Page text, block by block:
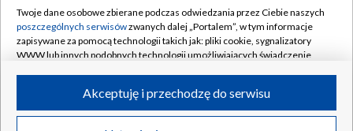
Rada Programowa
Ogłoszenia przetargowe
Akademia Telewizyjna
Informacje o nadawcy
Kanały
©2026 Telewizja Polska Spółka Akcyjna w likwidacji
Twoje dane osobowe zbierane podczas odwiedzania przez Ciebie naszych
poszczególnych serwisówzwanych dalej „Portalem”, w tym informacje
zapisywane za pomocą technologii takich jak: pliki cookie, sygnalizatory
WWW lub innych podobnych technologii umożliwiających świadczenie
ruchu w Internecie.
Twoje dane osobowe zbierane podczas odwiedzania przez Ciebie
Akceptuję i przechodzę do serwisu